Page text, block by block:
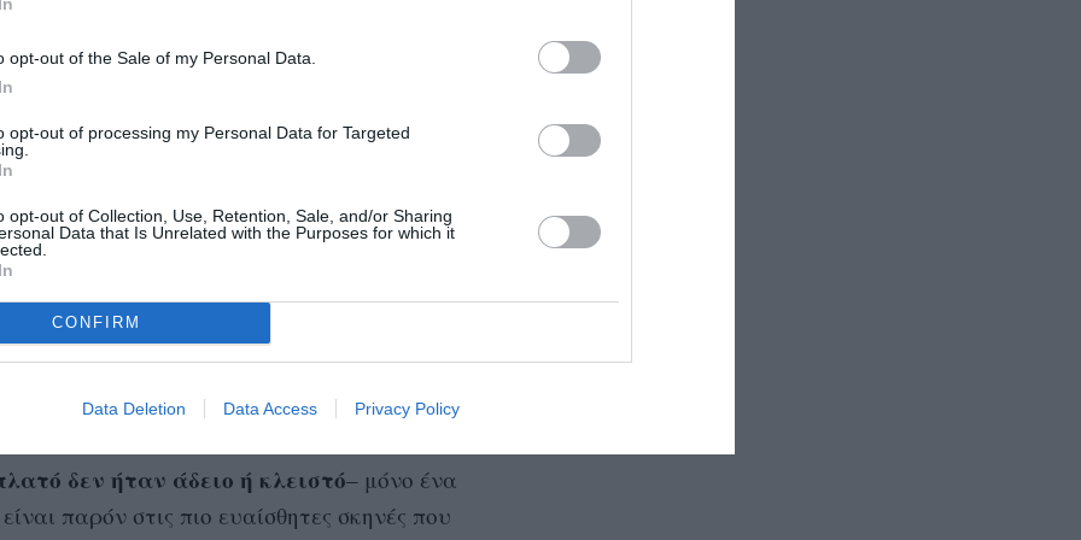
opt-out of the Sale of my Personal Data.
opt-out of processing my Personal Data for Targeted
opt-out of Collection, Use, Retention, Sale, and/or Sharing
Data that Is Unrelated with the Purposes for which it
CONFIRM
Data Deletion Data Access Privacy Policy
ο εκείνος «πειραματιζόταν με
βιασμού».
των ερμηνευτών Sag-Aftra, το οποίο απαιτεί
48 ώρες νωρίτερα και πρέπει να
γυμνό ή προσομοίωση σεξ.
η απαιτούμενη ειδοποίηση και ότι
της. Την ίδια στιγμή αναφέρει ότι δεν
της ταινίας,κάτι που ήταν
της Hunt και ίσχυε και για τη LaBella ως
δεν ήταν άδειο ή κλειστό– μόνο ένα
παρόν στις πιο ευαίσθητες σκηνές που